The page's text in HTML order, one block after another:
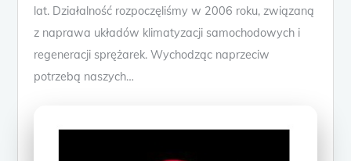
lat. Działalność rozpoczęliśmy w 2006 roku, związaną
z naprawa układów klimatyzacji samochodowych i
regeneracji sprężarek. Wychodząc naprzeciw
potrzebą naszych…